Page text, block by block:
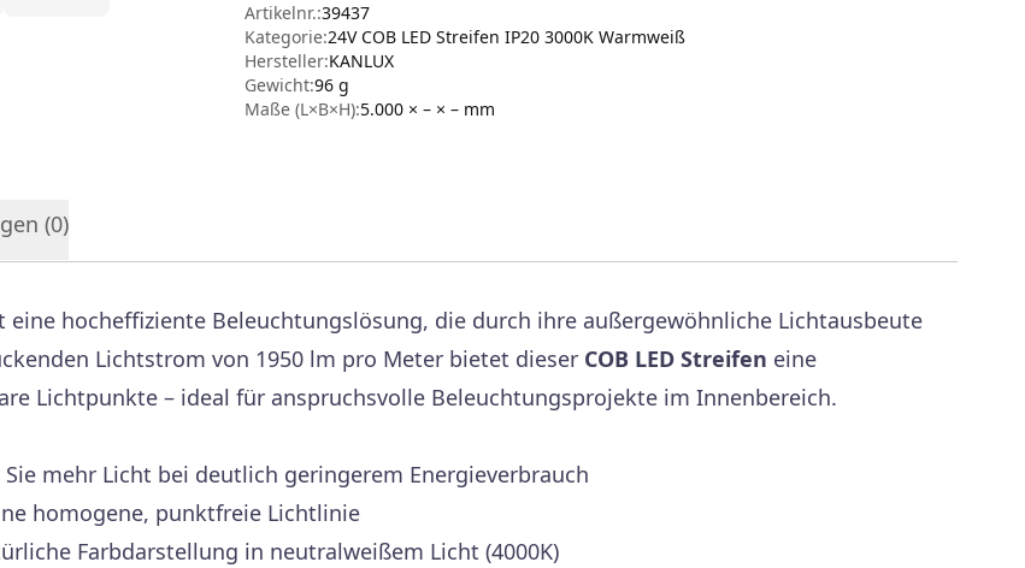
Artikelnr.:39437
Kategorie:24V COB LED Streifen IP20 3000K Warmweiß
Hersteller:KANLUX
Gewicht:96 g
Maße (L×B×H):5.000 × – × – mm
(0)
eine hocheffiziente Beleuchtungslösung, die durch ihre außergewöhnliche Lichtausbeute
Lichtstrom von 1950 lm pro Meter bietet dieser COB LED Streifen eine
Lichtpunkte – ideal für anspruchsvolle Beleuchtungsprojekte im Innenbereich.
mehr Licht bei deutlich geringerem Energieverbrauch
homogene, punktfreie Lichtlinie
Farbdarstellung in neutralweißem Licht (4000K)